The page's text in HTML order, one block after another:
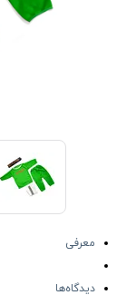
معرفی
دیدگاه‌ها